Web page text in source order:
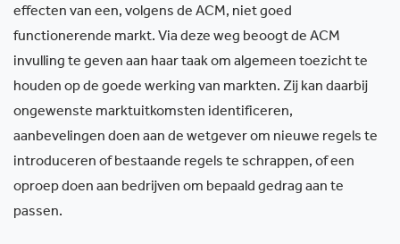
effecten van een, volgens de ACM, niet goed
functionerende markt. Via deze weg beoogt de ACM
invulling te geven aan haar taak om algemeen toezicht te
houden op de goede werking van markten. Zij kan daarbij
ongewenste marktuitkomsten identificeren,
aanbevelingen doen aan de wetgever om nieuwe regels te
introduceren of bestaande regels te schrappen, of een
oproep doen aan bedrijven om bepaald gedrag aan te
passen.